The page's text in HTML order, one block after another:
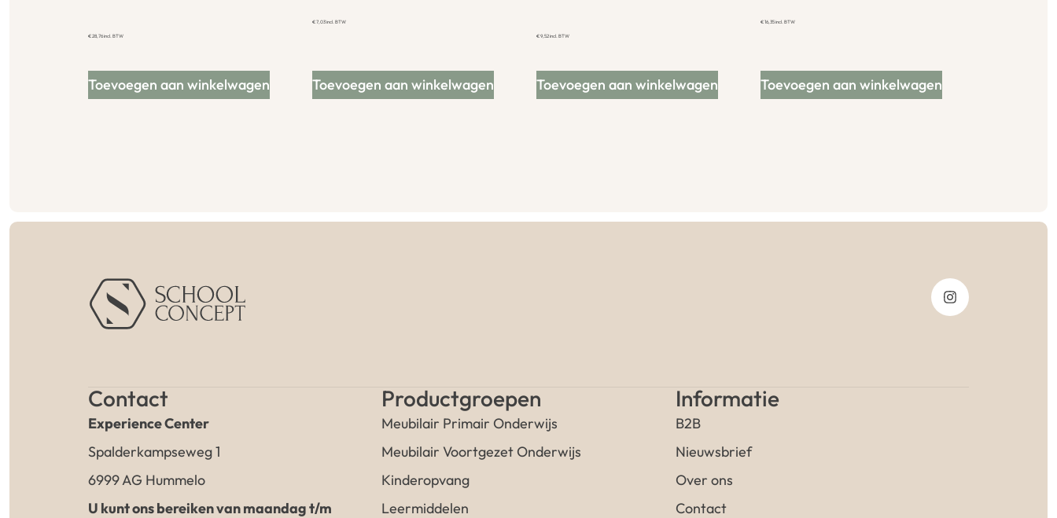
€28,76incl. BTW
Toevoegen aan winkelwagen
€7,03incl. BTW
Toevoegen aan winkelwagen
€9,52incl. BTW
Toevoegen aan winkelwagen
€16,35incl. BTW
Toevoegen aan winkelwagen
Contact
Experience Center
Spalderkampseweg 1
6999 AG Hummelo
U kunt ons bereiken van maandag t/m
Productgroepen
Meubilair Primair Onderwijs
Meubilair Voortgezet Onderwijs
Kinderopvang
Leermiddelen
Informatie
B2B
Nieuwsbrief
Over ons
Contact